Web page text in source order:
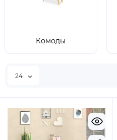
Комоды
24